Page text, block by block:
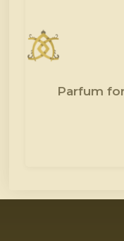
Parfum